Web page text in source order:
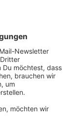
die Anträge.
Soforthilfen
bis Ende Mai.
so schnell wie